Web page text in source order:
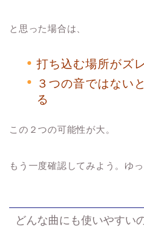
と思った場合は、
打ち込む場所がズ
３つの音ではない
る
この２つの可能性が大。
もう一度確認してみよう。ゆ
どんな曲にも使いやすい